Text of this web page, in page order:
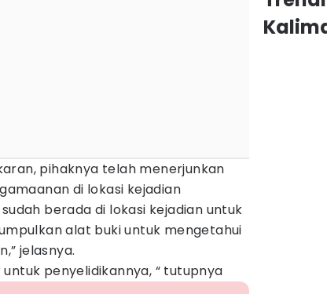
pihaknya telah menerjunkan
di lokasi kejadian
berada di lokasi kejadian untuk
alat buki untuk mengetahui
jelasnya.
penyelidikannya, “ tutupnya